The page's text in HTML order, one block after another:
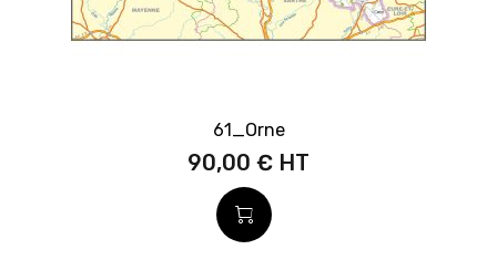
61_Orne
90,00 €